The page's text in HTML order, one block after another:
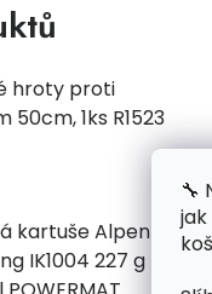
🔧
hroty proti
50cm, 1ks R1523
kartuše Alpen
IK1004 227 g